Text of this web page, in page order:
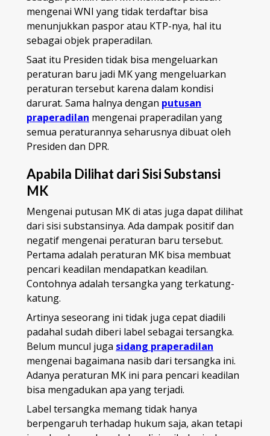
mengenai WNI yang tidak terdaftar bisa
menunjukkan paspor atau KTP-nya, hal itu
sebagai objek praperadilan.
Saat itu Presiden tidak bisa mengeluarkan
peraturan baru jadi MK yang mengeluarkan
peraturan tersebut karena dalam kondisi
darurat. Sama halnya dengan putusan
praperadilan mengenai praperadilan yang
semua peraturannya seharusnya dibuat oleh
Presiden dan DPR.
Apabila Dilihat dari Sisi Substansi
MK
Mengenai putusan MK di atas juga dapat dilihat
dari sisi substansinya. Ada dampak positif dan
negatif mengenai peraturan baru tersebut.
Pertama adalah peraturan MK bisa membuat
pencari keadilan mendapatkan keadilan.
Contohnya adalah tersangka yang terkatung-
katung.
Artinya seseorang ini tidak juga cepat diadili
padahal sudah diberi label sebagai tersangka.
Belum muncul juga sidang praperadilan
mengenai bagaimana nasib dari tersangka ini.
Adanya peraturan MK ini para pencari keadilan
bisa mengadukan apa yang terjadi.
Label tersangka memang tidak hanya
berpengaruh terhadap hukum saja, akan tetapi